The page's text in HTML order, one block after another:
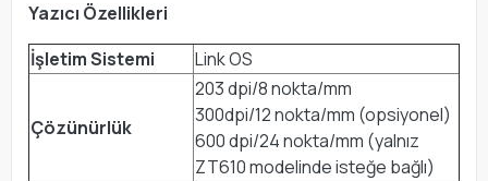
Yazıcı Özellikleri
İşletim Sistemi
Link OS
Çözünürlük
203 dpi/8 nokta/mm
300dpi/12 nokta/mm (opsiyonel)
600 dpi/24 nokta/mm (yalnız
ZT610 modelinde isteğe bağlı)